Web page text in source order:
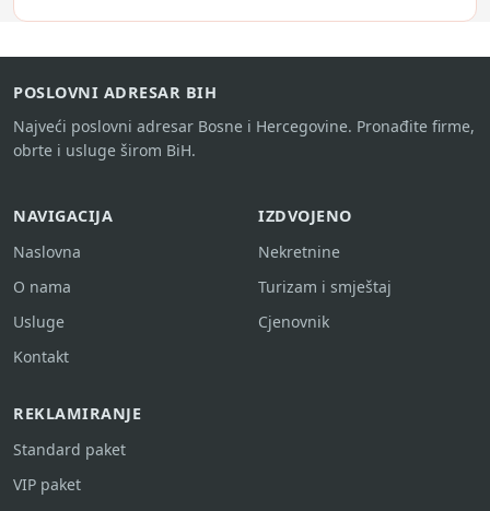
POSLOVNI ADRESAR BIH
Najveći poslovni adresar Bosne i Hercegovine. Pronađite firme,
obrte i usluge širom BiH.
NAVIGACIJA
Naslovna
O nama
Usluge
Kontakt
IZDVOJENO
Nekretnine
Turizam i smještaj
Cjenovnik
REKLAMIRANJE
Standard paket
VIP paket